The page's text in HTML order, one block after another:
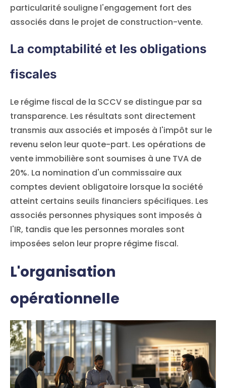
particularité souligne l'engagement fort des
associés dans le projet de construction-vente.
La comptabilité et les obligations
fiscales
Le régime fiscal de la SCCV se distingue par sa
transparence. Les résultats sont directement
transmis aux associés et imposés à l'impôt sur le
revenu selon leur quote-part. Les opérations de
vente immobilière sont soumises à une TVA de
20%. La nomination d'un commissaire aux
comptes devient obligatoire lorsque la société
atteint certains seuils financiers spécifiques. Les
associés personnes physiques sont imposés à
l'IR, tandis que les personnes morales sont
imposées selon leur propre régime fiscal.
L'organisation
opérationnelle